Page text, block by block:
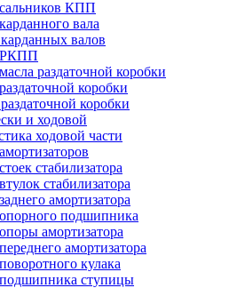
КПП
вала
валов
РКПП
раздаточной коробки
коробки
коробки
и ходовой
ходовой части
стабилизатора
стабилизатора
амортизатора
подшипника
амортизатора
амортизатора
кулака
ступицы